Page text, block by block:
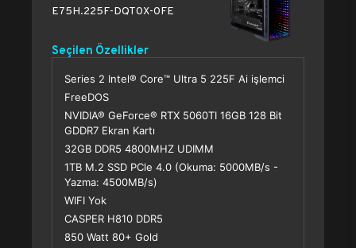
E75H.225F-DQT0X-0FE
Seçilen Özellikler
Series 2 Intel® Core™ Ultra 5 225F Ai işlemci
FreeDOS
NVIDIA® GeForce® RTX 5060TI 16GB 128 Bit
GDDR7 Ekran Kartı
32GB DDR5 4800MHZ UDIMM
1TB M.2 SSD PCle 4.0 (Okuma: 5000MB/s -
Yazma: 4500MB/s)
WIFI Yok
CASPER H810 DDR5
850 Watt 80+ Gold